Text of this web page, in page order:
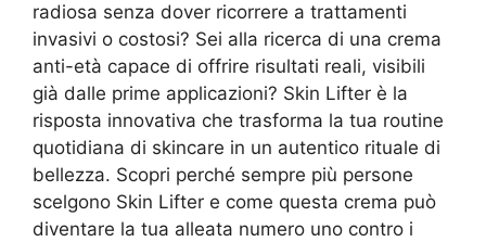
radiosa senza dover ricorrere a trattamenti
invasivi o costosi? Sei alla ricerca di una crema
anti-età capace di offrire risultati reali, visibili
già dalle prime applicazioni? Skin Lifter è la
risposta innovativa che trasforma la tua routine
quotidiana di skincare in un autentico rituale di
bellezza. Scopri perché sempre più persone
scelgono Skin Lifter e come questa crema può
diventare la tua alleata numero uno contro i